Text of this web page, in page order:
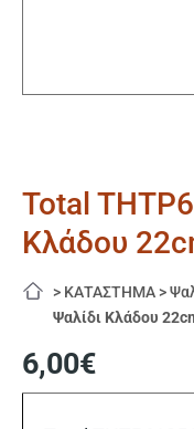
Total
Κλάδου
> ΚΑΤΑΣΤΗΜΑ >
Ψαλίδι Κλάδου
6,00€